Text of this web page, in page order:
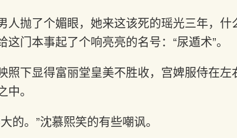
抛了个媚眼，她来这该死的瑶光三年，什
门本事起了个响亮亮的名号：“尿遁术”。
下显得富丽堂皇美不胜收，宫婢服侍在左
。
的。”沈慕熙笑的有些嘲讽。